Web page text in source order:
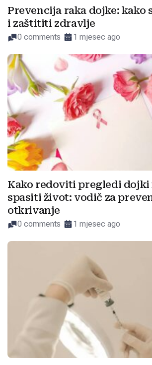
Prevencija raka dojke:
i zaštititi zdravlje
0 comments 1 mjesec ago
Kako redoviti pregledi dojki
spasiti život: vodič za
otkrivanje
0 comments 1 mjesec ago